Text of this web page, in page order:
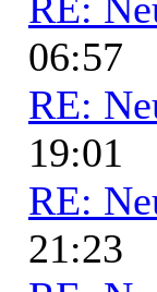
06:57
RE:
19:01
RE:
21:23